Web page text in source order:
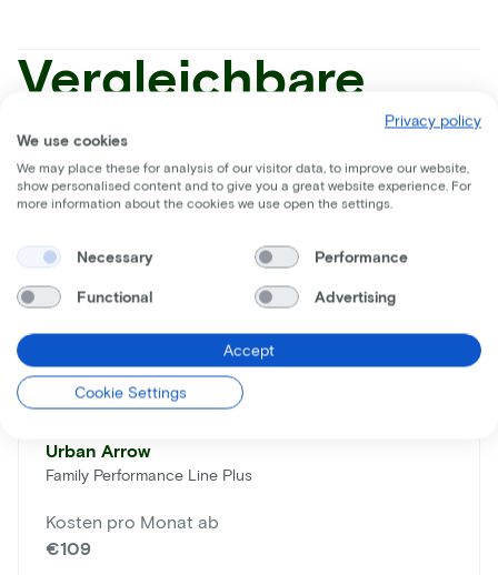
Vergleichbare
Räder
Urban Arrow
Family Performance Line Plus
Kosten pro Monat ab
€109
Privacy policy
We use cookies
We may place these for analysis of our visitor data, to improve our website,
show personalised content and to give you a great website experience. For
more information about the cookies we use open the settings.
Necessary Performance
Functional Advertising
Accept
Cookie Settings